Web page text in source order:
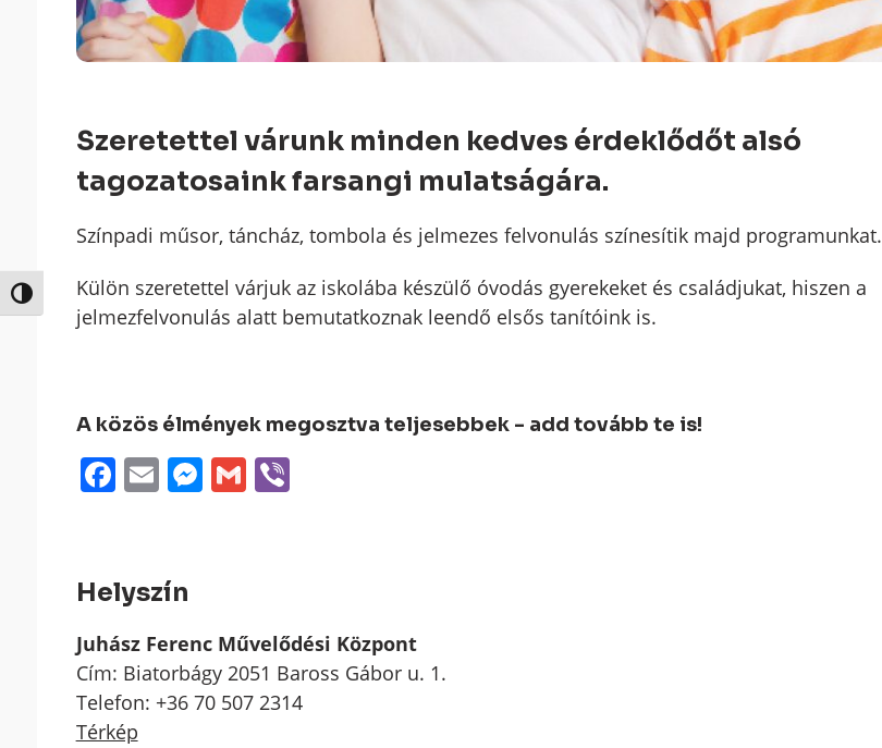
Nagy kontraszt váltása
Szeretettel várunk minden kedves érdeklődőt alsó
tagozatosaink farsangi mulatságára.
Színpadi műsor, táncház, tombola és jelmezes felvonulás színesítik majd programunkat.
Külön szeretettel várjuk az iskolába készülő óvodás gyerekeket és családjukat, hiszen a
jelmezfelvonulás alatt bemutatkoznak leendő elsős tanítóink is.
A közös élmények megosztva teljesebbek - add tovább te is!
Facebook
EmailMessenger
GmailViber
Helyszín
Juhász Ferenc Művelődési Központ
Cím: Biatorbágy 2051 Baross Gábor u. 1.
Telefon: +36 70 507 2314
Térkép